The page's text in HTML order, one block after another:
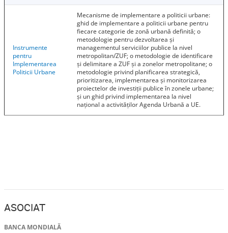
Instrumente
pentru
Implementarea
Politicii Urbane
Mecanisme de implementare a politicii urbane:
ghid de implementare a politicii urbane pentru
fiecare categorie de zonă urbană definită; o
metodologie pentru dezvoltarea și
managementul serviciilor publice la nivel
metropolitan/ZUF; o metodologie de identificare
și delimitare a ZUF și a zonelor metropolitane; o
metodologie privind planificarea strategică,
prioritizarea, implementarea și monitorizarea
proiectelor de investiții publice în zonele urbane;
și un ghid privind implementarea la nivel
național a activităților Agenda Urbană a UE.
ASOCIAT
BANCA MONDIALĂ